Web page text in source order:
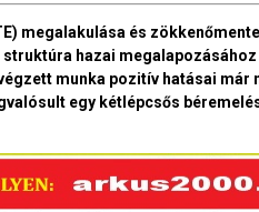
megalakulása és
hazai megalapozásához
munka pozitív hatásai már
egy kétlépcsős